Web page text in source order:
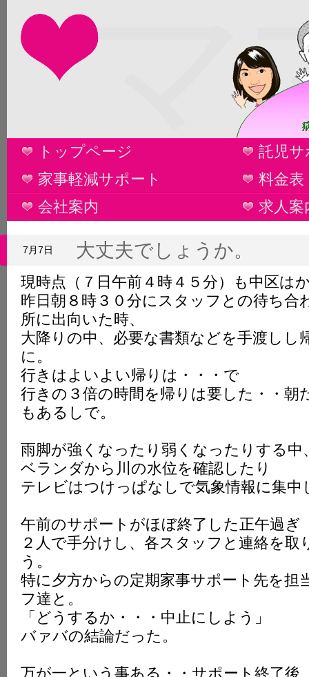
マ
トップページ
託児
家事軽減サポート
料金表
会社案内
求人案
大丈夫でしょうか。
7月7日
現時点（７日午前４時４５分）も中区は
昨日朝８時３０分にスタッフとの待ち合
所に出向いた時、
大降りの中、必要な書類などを手渡しし
に。
行きはよいよい帰りは・・・で
行きの３倍の時間を帰りは要した・・朝
もあるしで。
雨脚が強くなったり弱くなったりする中
ベランダから川の水位を確認したり
テレビはつけっぱなしで気象情報に集中
午前のサポートがほぼ終了した正午過ぎ
２人で手分けし、各スタッフと連絡を取
う。
特に夕方からの定期家事サポート先を担
フ達と。
「どうするか・・・中止にしよう」
バァバの結論だった。
万が一という事ある・・サポート終了後